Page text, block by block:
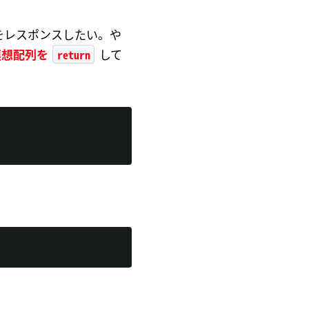
スポンスしたい。や
配列を return
して